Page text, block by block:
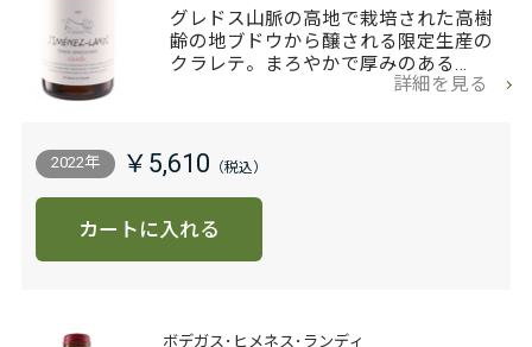
グレドス山脈の高地で栽培された高樹
齢の地ブドウから醸される限定生産の
クラレテ。まろやかで厚みのある…
詳細を見る
2022年 ￥5,610
カートに入れる
ボデガス･ヒメネス･ランディ